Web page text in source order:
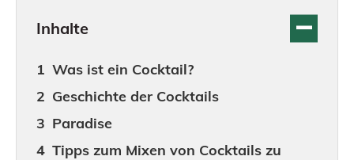
Inhalte
Was ist ein Cocktail?
Geschichte der Cocktails
Paradise
Tipps zum Mixen von Cocktails zu